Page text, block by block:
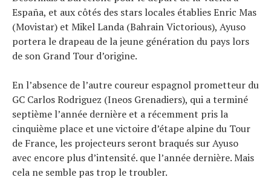
España, et aux côtés des stars locales établies Enric Mas
(Movistar) et Mikel Landa (Bahrain Victorious), Ayuso
portera le drapeau de la jeune génération du pays lors
de son Grand Tour d’origine.
En l’absence de l’autre coureur espagnol prometteur du
GC Carlos Rodriguez (Ineos Grenadiers), qui a terminé
septième l’année dernière et a récemment pris la
cinquième place et une victoire d’étape alpine du Tour
de France, les projecteurs seront braqués sur Ayuso
avec encore plus d’intensité. que l’année dernière. Mais
cela ne semble pas trop le troubler.